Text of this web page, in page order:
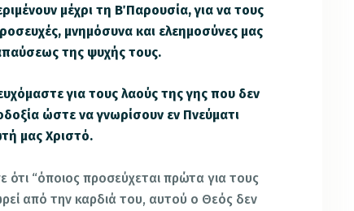
μέχρι τη Β΄ Παρουσία, για να τους
μνημόσυνα και ελεημοσύνες μας
της ψυχής τους.
για τους λαούς της γης που δεν
ώστε να γνωρίσουν εν Πνεύματι
μας Χριστό.
ότι “όποιος προσεύχεται πρώτα για τους
από την καρδιά του, αυτού ο Θεός δεν